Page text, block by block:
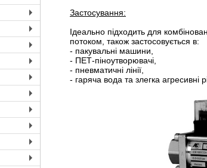
+
+
+
+
+
+
+
+
+
+
Застосування:
Ідеально підходить для
потоком, також застосовується в:
- пакувальні машини,
- ПЕТ-піноутворювачі,
- пневматичні лінії,
- гаряча вода та злегка агресивні